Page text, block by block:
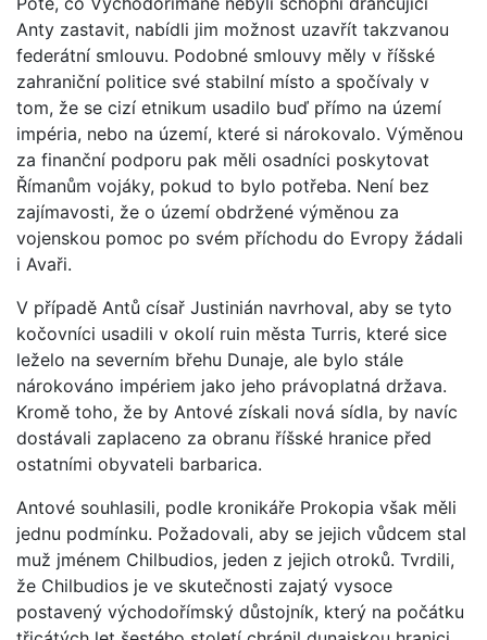
Anty zastavit, nabídli jim možnost uzavřít takzvanou
federátní smlouvu. Podobné smlouvy měly v říšské
zahraniční politice své stabilní místo a spočívaly v
tom, že se cizí etnikum usadilo buď přímo na území
impéria, nebo na území, které si nárokovalo. Výměnou
za finanční podporu pak měli osadníci poskytovat
Římanům vojáky, pokud to bylo potřeba. Není bez
zajímavosti, že o území obdržené výměnou za
vojenskou pomoc po svém příchodu do Evropy žádali
i Avaři.
V případě Antů císař Justinián navrhoval, aby se tyto
kočovníci usadili v okolí ruin města Turris, které sice
leželo na severním břehu Dunaje, ale bylo stále
nárokováno impériem jako jeho právoplatná država.
Kromě toho, že by Antové získali nová sídla, by navíc
dostávali zaplaceno za obranu říšské hranice před
ostatními obyvateli barbarica.
Antové souhlasili, podle kronikáře Prokopia však měli
jednu podmínku. Požadovali, aby se jejich vůdcem stal
muž jménem Chilbudios, jeden z jejich otroků. Tvrdili,
že Chilbudios je ve skutečnosti zajatý vysoce
postavený východořímský důstojník, který na počátku